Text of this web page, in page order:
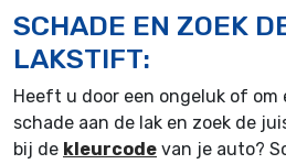
SCHADE EN ZOEK
LAKSTIFT:
Heeft u door een ongeluk of om
schade aan de lak en zoek de
bij de kleurcode van je auto?